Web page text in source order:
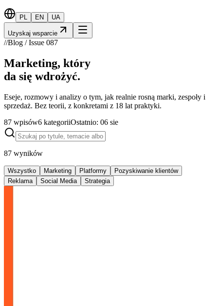
PL EN UA
Uzyskaj wsparcie
//Blog / Issue 087
Marketing, który
da się wdrożyć.
Eseje, rozmowy i analizy o tym, jak realnie rosną marki, zespoły i
sprzedaż. Bez teorii, z konkretami z 18 lat praktyki.
87 wpisów6 kategoriiOstatnio: 06 sie
87 wyników
Wszystko Marketing Platformy
Pozyskiwanie klientów
Reklama
Social Media Strategia